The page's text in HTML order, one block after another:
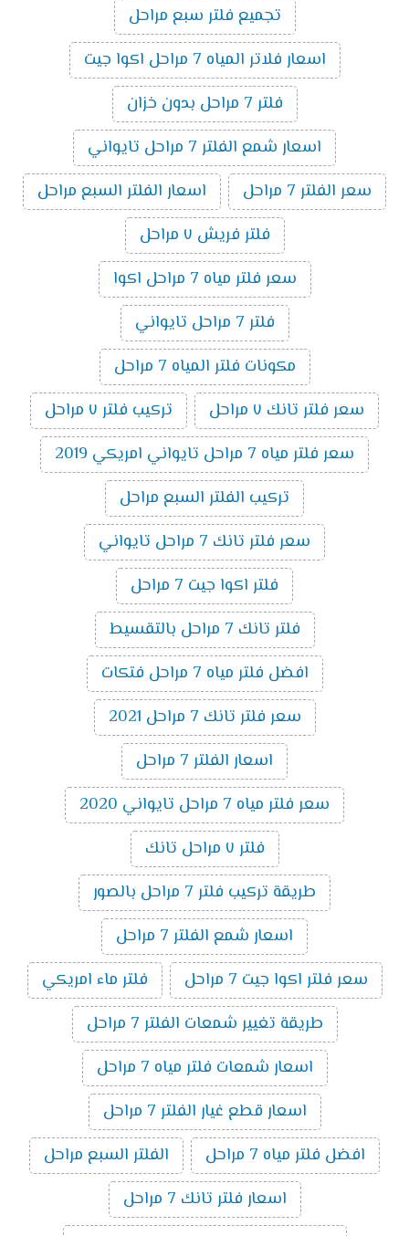
تجميع فلتر سبع مراحل
اسعار فلاتر المياه 7 مراحل اكوا جيت
فلتر 7 مراحل بدون خزان
اسعار شمع الفلتر 7 مراحل تايواني
سعر الفلتر 7 مراحل
اسعار الفلتر السبع مراحل
فلتر فريش ٧ مراحل
سعر فلتر مياه 7 مراحل اكوا
فلتر 7 مراحل تايواني
مكونات فلتر المياه 7 مراحل
سعر فلتر تانك ٧ مراحل
تركيب فلتر ٧ مراحل
سعر فلتر مياه 7 مراحل تايواني امريكي 2019
تركيب الفلتر السبع مراحل
سعر فلتر تانك 7 مراحل تايواني
فلتر اكوا جيت 7 مراحل
فلتر تانك 7 مراحل بالتقسيط
افضل فلتر مياه 7 مراحل فتكات
سعر فلتر تانك 7 مراحل 2021
اسعار الفلتر 7 مراحل
سعر فلتر مياه 7 مراحل تايواني 2020
فلتر ٧ مراحل تانك
طريقة تركيب فلتر 7 مراحل بالصور
اسعار شمع الفلتر 7 مراحل
سعر فلتر اكوا جيت 7 مراحل
فلتر ماء امريكي
طريقة تغيير شمعات الفلتر 7 مراحل
اسعار شمعات فلتر مياه 7 مراحل
اسعار قطع غيار الفلتر 7 مراحل
افضل فلتر مياه 7 مراحل
الفلتر السبع مراحل
اسعار فلتر تانك 7 مراحل